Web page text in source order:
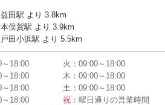
益田駅 より 3.8km
本俣賀駅 より 3.9km
戸田小浜駅 より 5.5km
～18:00
火：09:00～18:00
～18:00
木：09:00～18:00
18:00
土 ：09:00～18:00
～18:00 祝 ：曜日通りの営業時間